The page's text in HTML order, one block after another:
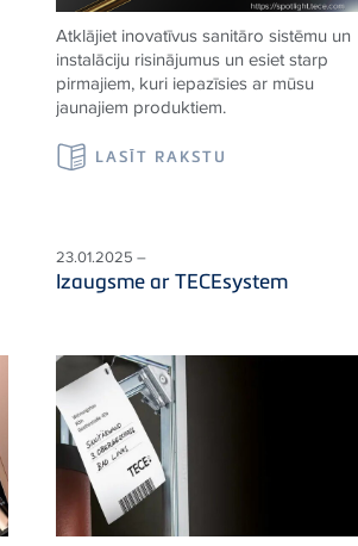
Atklājiet inovatīvus sanitāro sistēmu un
instalāciju risinājumus un esiet starp
pirmajiem, kuri iepazīsies ar mūsu
jaunajiem produktiem.
LASĪT RAKSTU
23.01.2025 –
Izaugsme ar TECEsystem